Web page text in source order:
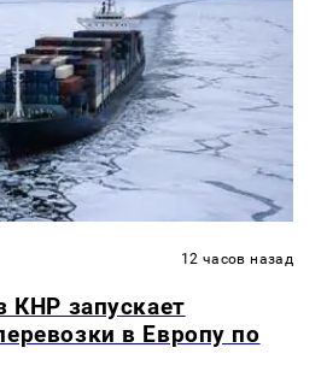
12 часов назад
КНР запускает
в Европу по